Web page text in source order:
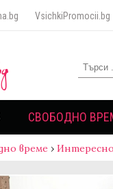
VsichkiPromocii.bg
СВОБОДНО
време › Интересно